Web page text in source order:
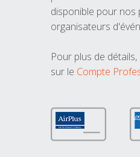
disponible pour nos
organisateurs
Pour plus de
sur le Compte